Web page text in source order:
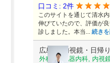
口コミ: 2件
このサイトを通じて清水
伸びていたので、評価が
診しました。本当... 続き
広島DS内視鏡・日帰
外科, 消化器内科, 内視